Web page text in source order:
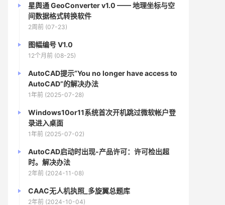
星舆通 GeoConverter v1.0 —— 地理坐标与空
间数据格式转换软件
2周前 (07-23)
图幅编号 V1.0
12个月前 (08-25)
AutoCAD提示“You no longer have access to
AutoCAD”的解决办法
1年前 (2025-07-28)
Windows10or11系统首次开机跳过微软帐户登
录进入桌面
1年前 (2025-07-02)
AutoCAD启动时出现-产品许可：许可检出超
时。解决办法
2年前 (2024-11-08)
CAAC无人机执照_多旋翼总题库
2年前 (2024-10-04)